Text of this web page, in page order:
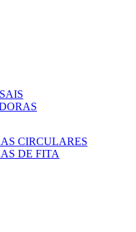
CIRCULARES
DE FITA